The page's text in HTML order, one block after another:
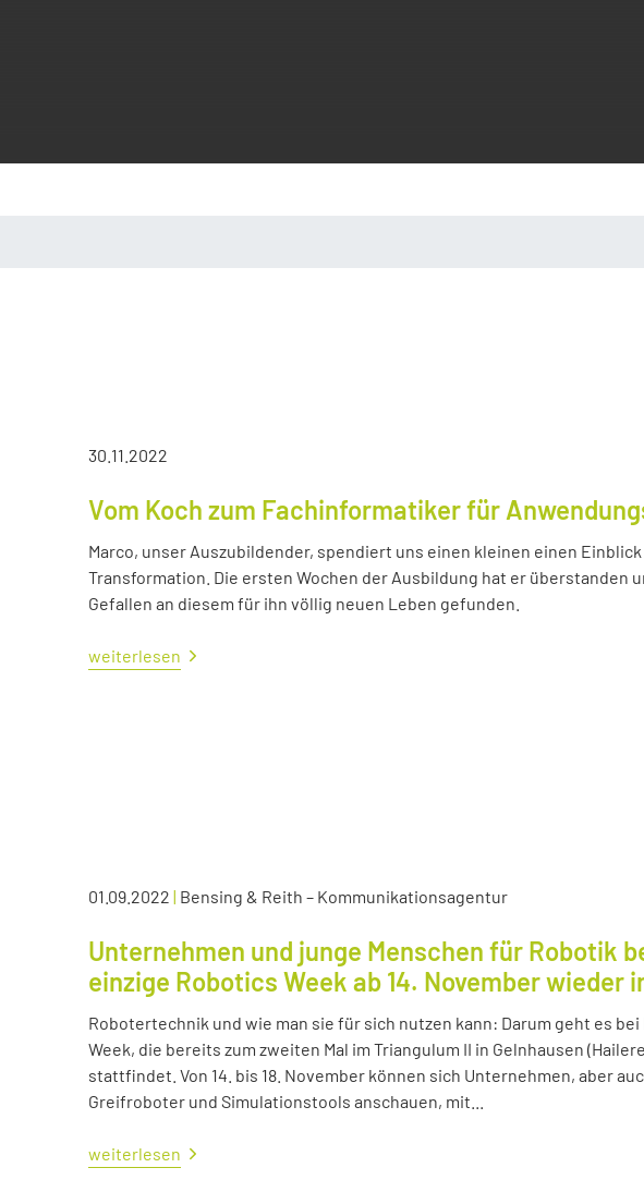
30.11.2022
Vom Koch zum Fachinformatiker für
Marco, unser Auszubildender, spendiert uns einen kleinen einen
Transformation. Die ersten Wochen der Ausbildung hat er überstanden
Gefallen an diesem für ihn völlig neuen Leben gefunden.
weiterlesen
01.09.2022 | Bensing & Reith – Kommunikationsagentur
Unternehmen und junge Menschen für Robotik
einzige Robotics Week ab 14. November wieder
Robotertechnik und wie man sie für sich nutzen kann: Darum geht es
Week, die bereits zum zweiten Mal im Triangulum II in Gelnhausen
stattfindet. Von 14. bis 18. November können sich Unternehmen, aber
Greifroboter und Simulationstools anschauen, mit...
weiterlesen